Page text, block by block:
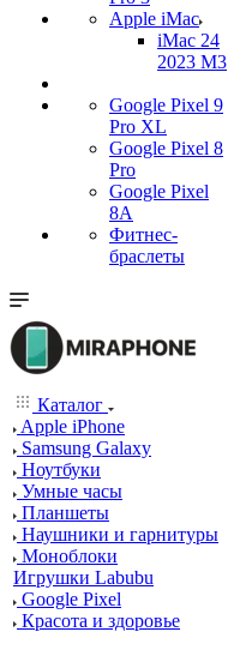
Apple iMac
iMac 24
2023 M3
Google Pixel 9
Pro XL
Google Pixel 8
Pro
Google Pixel
8A
Фитнес-
браслеты
Каталог
Apple iPhone
Samsung Galaxy
Ноутбуки
Умные часы
Планшеты
Наушники и гарнитуры
Моноблоки
Игрушки Labubu
Google Pixel
Красота и здоровье